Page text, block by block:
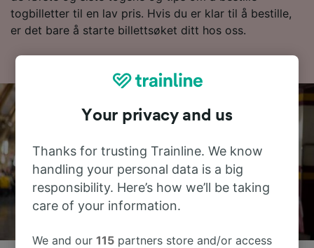
togbilletter til en lav pris. Hvis du er klar til å bestille,
er det bare å starte billettsøket ditt hos oss.
Your privacy and us
Thanks for trusting Trainline. We know
handling your personal data is a big
responsibility. Here’s how we’ll be taking
care of your information.
We and our115 partners store and/or access